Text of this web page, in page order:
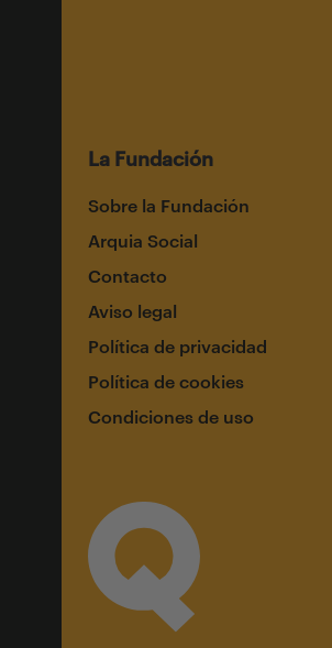
La Fundación
Sobre la Fundación
Arquia Social
Contacto
Aviso legal
Política de privacidad
Política de cookies
Condiciones de uso